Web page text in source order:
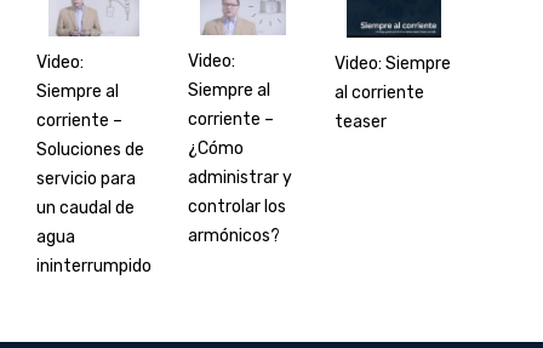
Video:
Siempre al
corriente –
Soluciones de
servicio para
un caudal de
agua
ininterrumpido
Video:
Siempre al
corriente –
¿Cómo
administrar y
controlar los
armónicos?
Video: Siempre
al corriente
teaser